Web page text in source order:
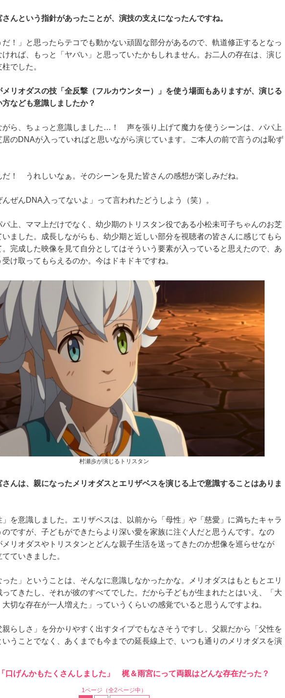
んという指針があったことが、演技の支えになったんですね。
！」と思ったらテコでも動かない頑固な部分があるので、軌道修正するとなっ
れば、もっと「ヤバい」と思っていたかもしれません。お二人の存在は、演じ
でした。
リオダスの技「全反撃（フルカウンター）」を使う場面もありますが、演じる
なども意識しましたか？
がら、ちょっと意識しました…！ 声を張り上げて魔力を使うシーンは、パパ上
居のDNAが入っていればと思いながら演じています。ご本人の前で言うのは恥ず
だ！ うれしいなぁ。そのシーンを見た皆さんの感想が楽しみだね。
ぜんDNA入ってないよ」って言われたどうしよう（笑）。
上、ママ上だけでなく、幼少期のトリスタン役である小松未可子ちゃんのお芝
いました。成長しながらも、幼少期と近しい部分を視聴者の皆さんに感じてもら
。完成した映像を見て自分としてはそういう要素が入っていると思えたので、あ
け取ってもらえるのか。今はドキドキですね。
村瀬歩が演じるトリスタン
んは、親になったメリオダスとエリザベスを演じる上で意識することはありま
を意識しました。エリザベスは、以前から「母性」や「慈愛」に満ちたキャラ
のですが、子どもができたらより深い愛を家族に注ぐ人だと思うんです。なの
メリオダスやトリスタンとどんな親子生活を送ってきたのか想像を巡らせなが
ていきました。
た」ということは、そんなに意識しなかったかな。メリオダスはもともとエリ
てきたし、それが彼のすべてでした。だから子どもが生まれたとはいえ、「大
切な存在が一人増えた」っていうくらいの感覚でいると思うんですよね。
親らしさ」を分かりやすく出すタイプでもなさそうですし、父親だから「父性を
いうことでなく、あくまでも今までの延長線上で、いつも通りのメリオダスを演
口げんかもたくさんしました」 梶＆雨宮にって両親はどんな存在だった？
1ページ （全2ページ中）
【大胆カット満載】
乃木坂46・与田祐希
3rd写真集『ヨー
ダ』公開カット
【渾身の一冊】乃木
坂46・山下美月、
2nd写真集『ヒロイ
ン』公開カット
【超貴重】デビュー
前の初々しい姿が見
られる「ILLIT」のセ
ルカ独占公開
【6度目重版！】乃
木坂46・山下美月
「1st写真集」公開カ
ットまとめ